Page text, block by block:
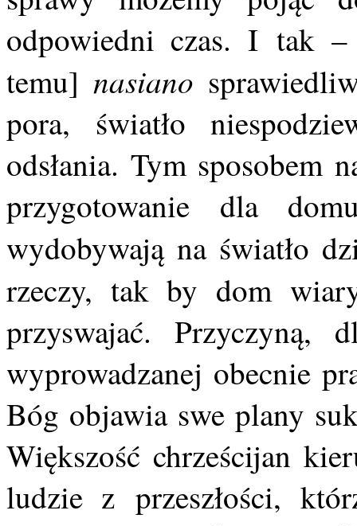
odpowiedni czas. I tak –
temu]nasiano
pora, światło
odsłania. Tym sposobem
przygotowanie dla
wydobywają na światło
rzeczy, tak by dom
przyswajać.
wyprowadzanej obecnie
Bóg objawia swe plany
Większość chrześcijan
ludzie z przeszłości,